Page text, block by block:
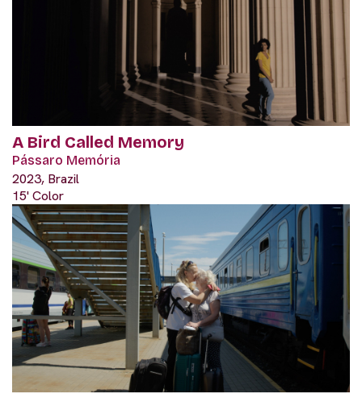
A Bird Called Memory
Pássaro Memória
2023, Brazil
15' Color